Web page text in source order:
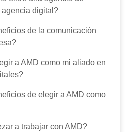
digital?
de la comunicación
a AMD como mi aliado en
de elegir a AMD como
a trabajar con AMD?